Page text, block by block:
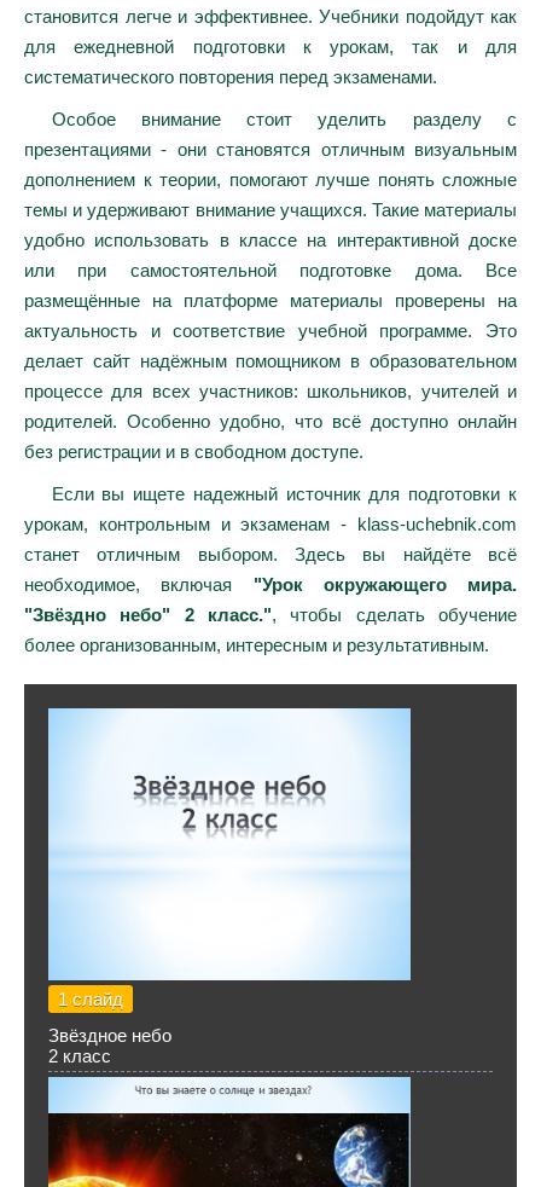
становится легче и эффективнее. Учебники подойдут как
для ежедневной подготовки к урокам, так и для
систематического повторения перед экзаменами.
Особое внимание стоит уделить разделу с
презентациями - они становятся отличным визуальным
дополнением к теории, помогают лучше понять сложные
темы и удерживают внимание учащихся. Такие материалы
удобно использовать в классе на интерактивной доске
или при самостоятельной подготовке дома. Все
размещённые на платформе материалы проверены на
актуальность и соответствие учебной программе. Это
делает сайт надёжным помощником в образовательном
процессе для всех участников: школьников, учителей и
родителей. Особенно удобно, что всё доступно онлайн
без регистрации и в свободном доступе.
Если вы ищете надежный источник для подготовки к
урокам, контрольным и экзаменам - klass-uchebnik.com
станет отличным выбором. Здесь вы найдёте всё
необходимое, включая "Урок окружающего мира.
"Звёздно небо" 2 класс.", чтобы сделать обучение
более организованным, интересным и результативным.
1 слайд
Звёздное небо
2 класс